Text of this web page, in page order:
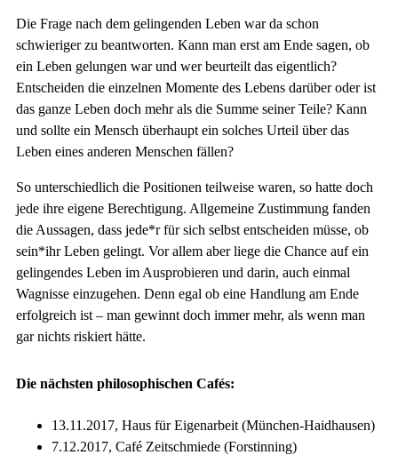
Die Frage nach dem gelingenden Leben war da schon
schwieriger zu beantworten. Kann man erst am Ende sagen, ob
ein Leben gelungen war und wer beurteilt das eigentlich?
Entscheiden die einzelnen Momente des Lebens darüber oder ist
das ganze Leben doch mehr als die Summe seiner Teile? Kann
und sollte ein Mensch überhaupt ein solches Urteil über das
Leben eines anderen Menschen fällen?
So unterschiedlich die Positionen teilweise waren, so hatte doch
jede ihre eigene Berechtigung. Allgemeine Zustimmung fanden
die Aussagen, dass jede*r für sich selbst entscheiden müsse, ob
sein*ihr Leben gelingt. Vor allem aber liege die Chance auf ein
gelingendes Leben im Ausprobieren und darin, auch einmal
Wagnisse einzugehen. Denn egal ob eine Handlung am Ende
erfolgreich ist – man gewinnt doch immer mehr, als wenn man
gar nichts riskiert hätte.
Die nächsten philosophischen Cafés:
13.11.2017, Haus für Eigenarbeit (München-Haidhausen)
7.12.2017, Café Zeitschmiede (Forstinning)